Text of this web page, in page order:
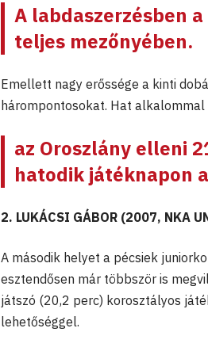
A labdaszerzésben
teljes mezőnyében.
Emellett nagy erőssége a kinti
hárompontosokat. Hat
az Oroszlány elleni
hatodik játéknapon
2. LUKÁCSI GÁBOR (2007, NKA
A második helyet a pécsiek
esztendősen már többször is
játszó (20,2 perc) korosztályos
lehetőséggel.